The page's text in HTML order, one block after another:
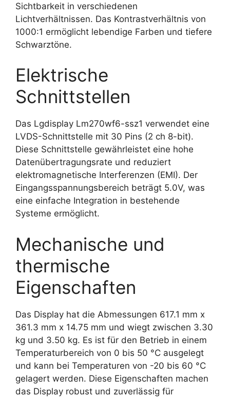
Sichtbarkeit in verschiedenen
Lichtverhältnissen. Das Kontrastverhältnis von
1000:1 ermöglicht lebendige Farben und tiefere
Schwarztöne.
Elektrische
Schnittstellen
Das Lgdisplay Lm270wf6-ssz1 verwendet eine
LVDS-Schnittstelle mit 30 Pins (2 ch 8-bit).
Diese Schnittstelle gewährleistet eine hohe
Datenübertragungsrate und reduziert
elektromagnetische Interferenzen (EMI). Der
Eingangsspannungsbereich beträgt 5.0V, was
eine einfache Integration in bestehende
Systeme ermöglicht.
Mechanische und
thermische
Eigenschaften
Das Display hat die Abmessungen 617.1 mm x
361.3 mm x 14.75 mm und wiegt zwischen 3.30
kg und 3.50 kg. Es ist für den Betrieb in einem
Temperaturbereich von 0 bis 50 °C ausgelegt
und kann bei Temperaturen von -20 bis 60 °C
gelagert werden. Diese Eigenschaften machen
das Display robust und zuverlässig für